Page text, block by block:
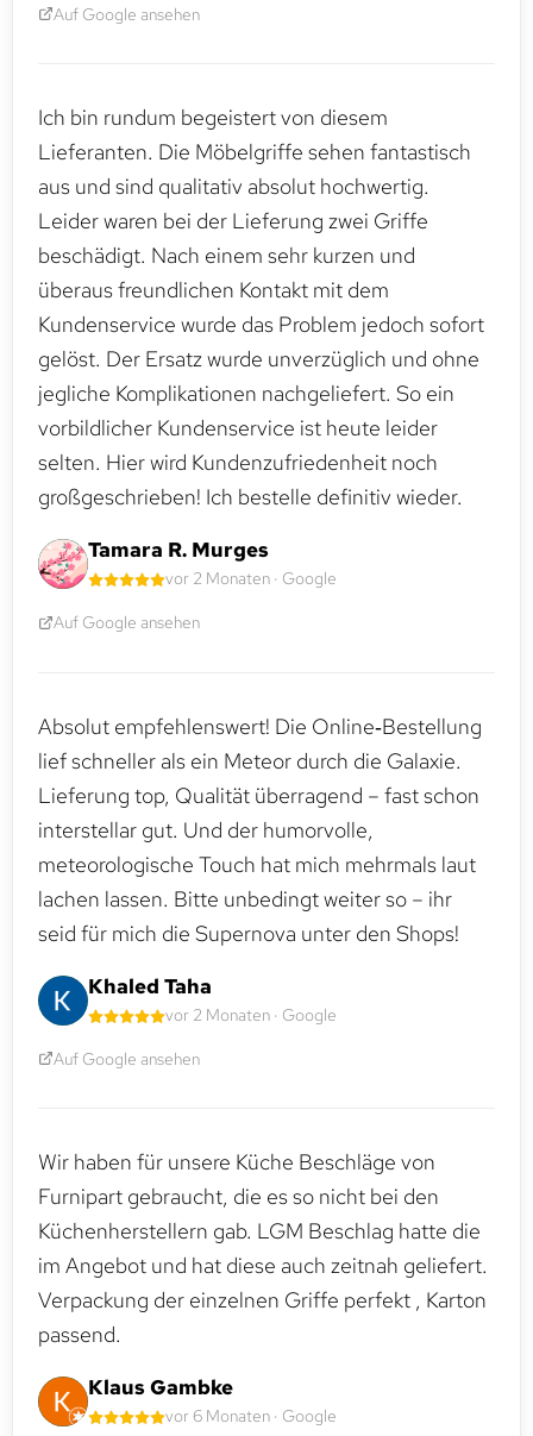
Auf Google ansehen
Ich bin rundum begeistert von diesem
Lieferanten. Die Möbelgriffe sehen fantastisch
aus und sind qualitativ absolut hochwertig.
Leider waren bei der Lieferung zwei Griffe
beschädigt. Nach einem sehr kurzen und
überaus freundlichen Kontakt mit dem
Kundenservice wurde das Problem jedoch sofort
gelöst. Der Ersatz wurde unverzüglich und ohne
jegliche Komplikationen nachgeliefert. So ein
vorbildlicher Kundenservice ist heute leider
selten. Hier wird Kundenzufriedenheit noch
großgeschrieben! Ich bestelle definitiv wieder.
Tamara R. Murges
vor 2 Monaten · Google
Auf Google ansehen
Absolut empfehlenswert! Die Online‑Bestellung
lief schneller als ein Meteor durch die Galaxie.
Lieferung top, Qualität überragend – fast schon
interstellar gut. Und der humorvolle,
meteorologische Touch hat mich mehrmals laut
lachen lassen. Bitte unbedingt weiter so – ihr
seid für mich die Supernova unter den Shops!
Khaled Taha
vor 2 Monaten · Google
Auf Google ansehen
Wir haben für unsere Küche Beschläge von
Furnipart gebraucht, die es so nicht bei den
Küchenherstellern gab. LGM Beschlag hatte die
im Angebot und hat diese auch zeitnah geliefert.
Verpackung der einzelnen Griffe perfekt , Karton
passend.
Klaus Gambke
vor 6 Monaten · Google